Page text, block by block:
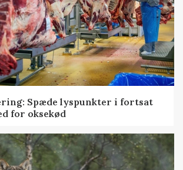
Spæde lyspunkter i fortsat
for oksekød